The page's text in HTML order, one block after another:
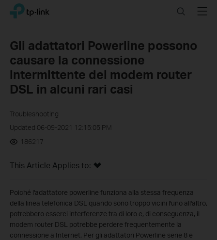
Click
navigation
TP-Link, Reliably Smart SearchMenu
Gli adattatori Powerline possono
causare la connessione
intermittente del modem router
DSL in alcuni rari casi
Troubleshooting
Updated 06-09-2021 12:15:05 PM
186217
This Article Applies to:
Poiché l'adattatore powerline funziona alla stessa frequenza
della linea telefonica DSL quando sono troppo vicini l'uno all'altro,
potrebbero esserci interferenze tra di loro e, di conseguenza, il
modem router DSL potrebbe perdere frequentemente la
connessione a Internet. Per gli adattatori Powerline serie 8 e